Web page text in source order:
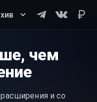
чем
расширения и со